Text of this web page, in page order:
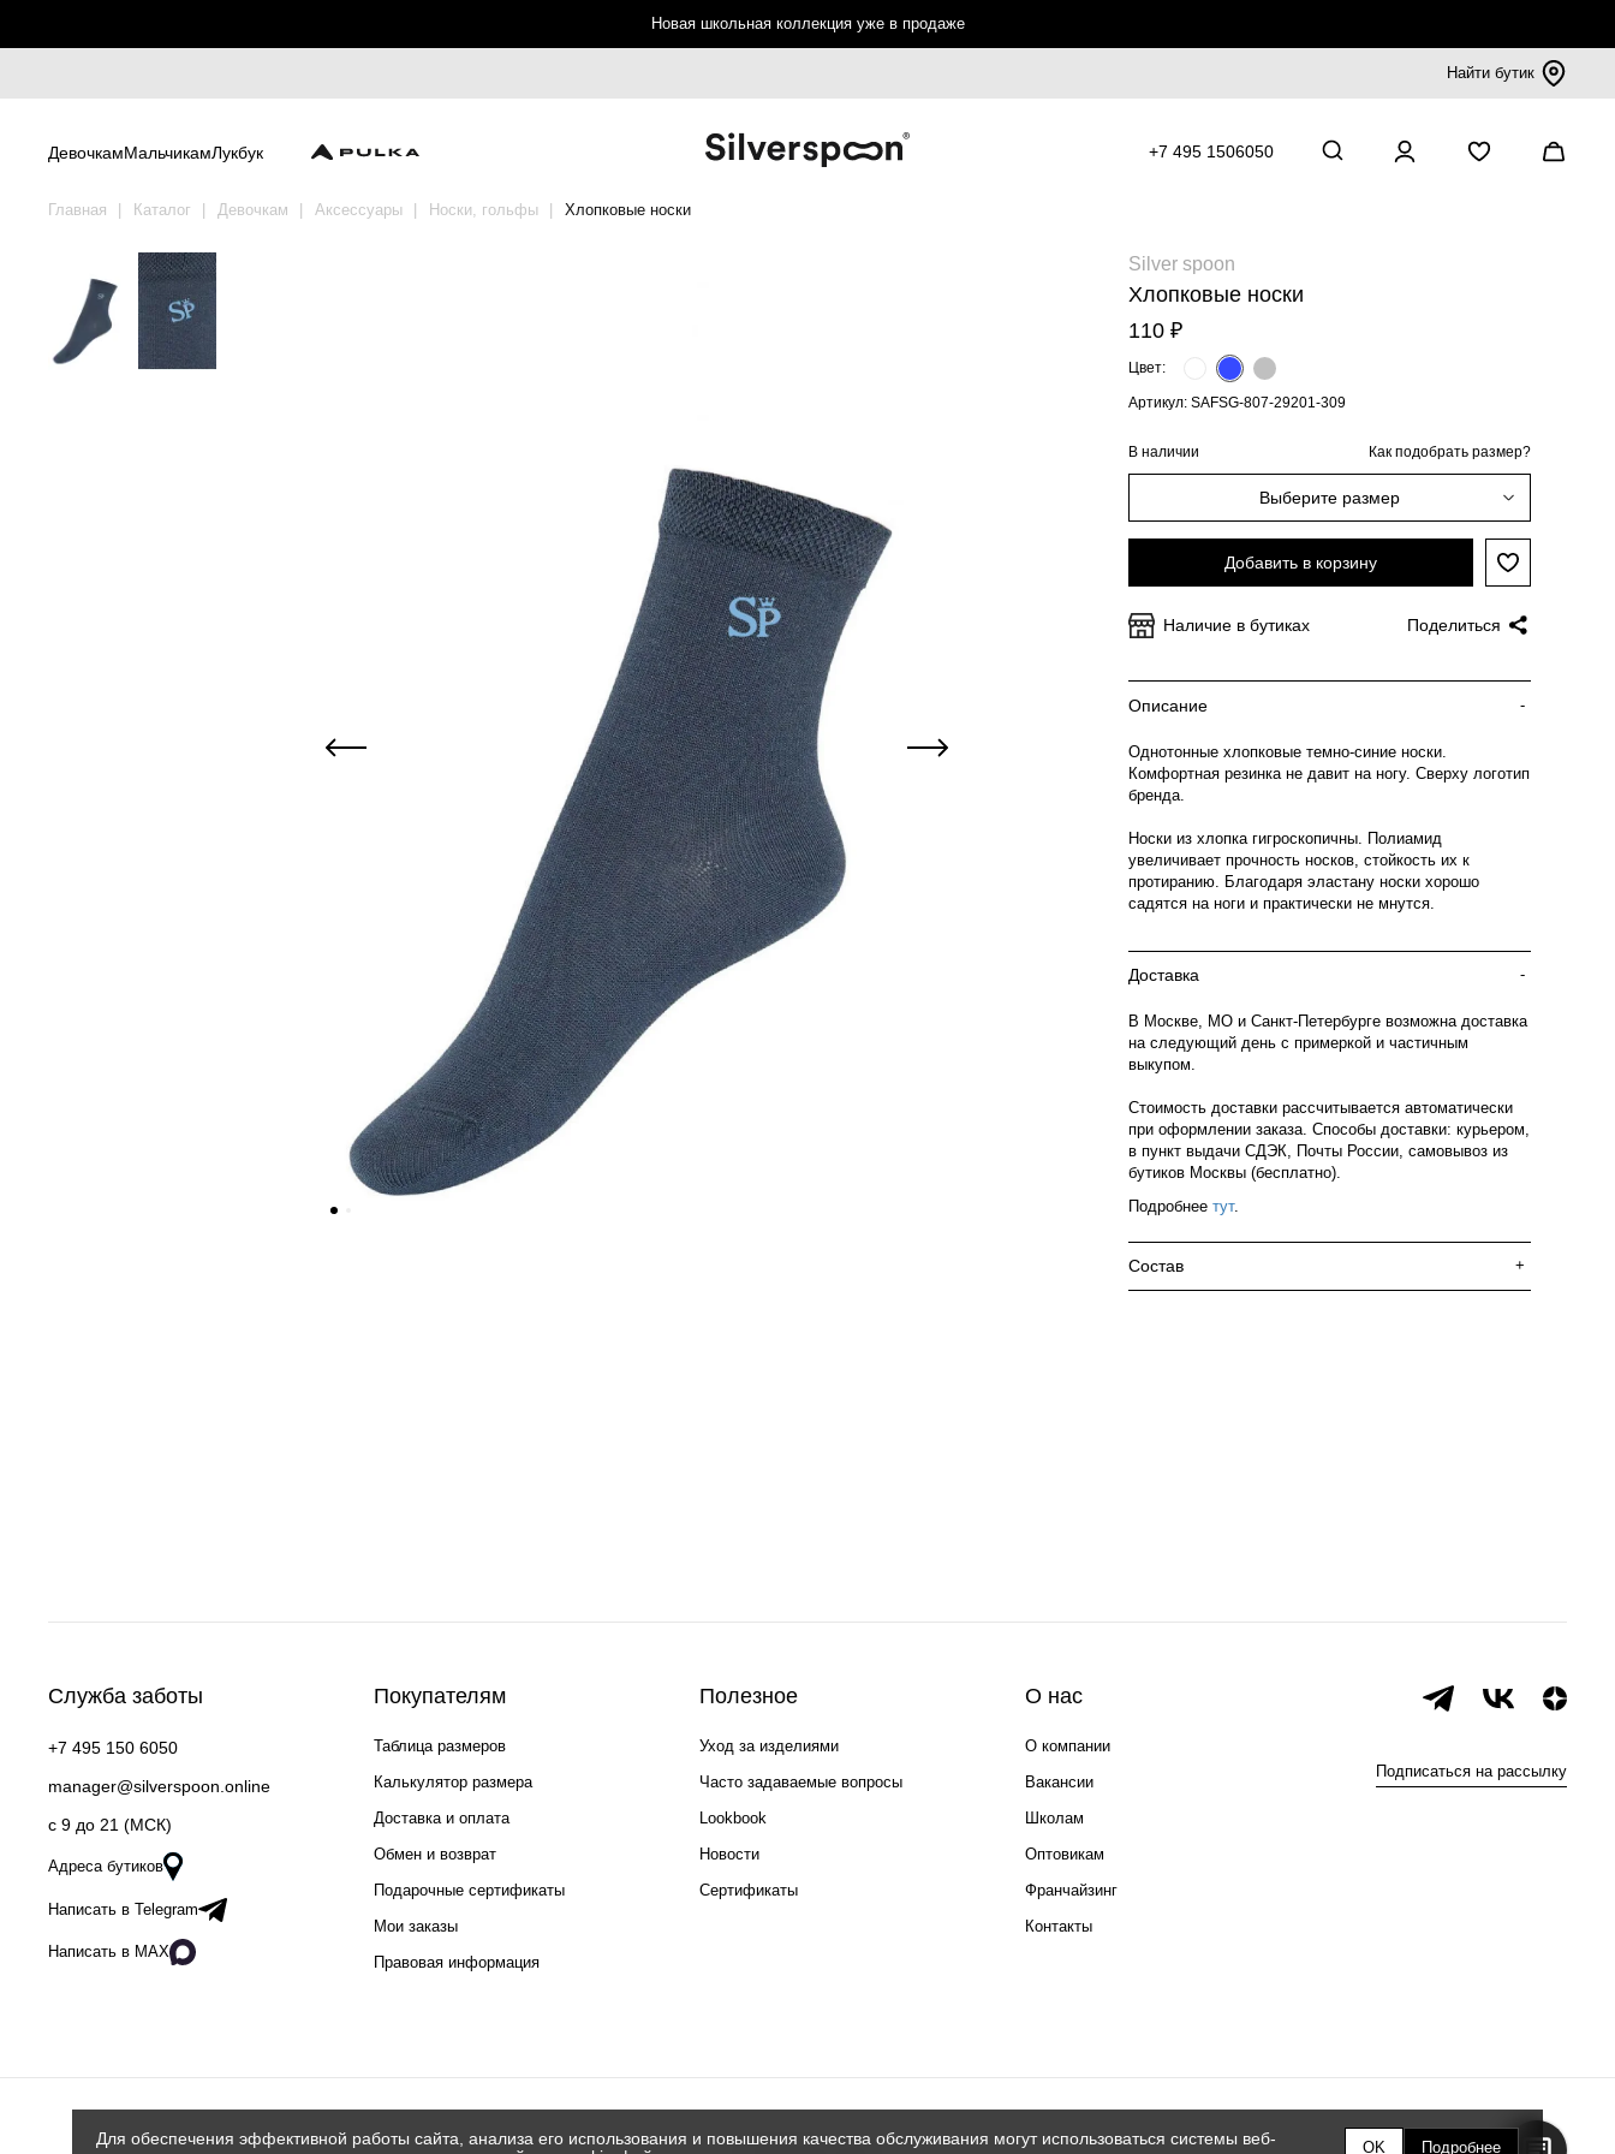
Новая школьная коллекция уже в продаже
Найти бутик
ДевочкамМальчикамЛукбук +7 495 1506050
Главная Каталог Девочкам Аксессуары Носки, гольфы Хлопковые носки
Silver spoon
Хлопковые носки
110 ₽
Цвет:
Артикул: SAFSG-807-29201-309
В наличии Как подобрать размер?
Выберите размер
Добавить в корзину
Наличие в бутиках Поделиться
Описание -
Однотонные хлопковые темно-синие носки.
Комфортная резинка не давит на ногу. Сверху логотип
бренда.
Носки из хлопка гигроскопичны. Полиамид
увеличивает прочность носков, стойкость их к
протиранию. Благодаря эластану носки хорошо
садятся на ноги и практически не мнутся.
Доставка -
В Москве, МО и Санкт-Петербурге возможна доставка
на следующий день с примеркой и частичным
выкупом.
Стоимость доставки рассчитывается автоматически
при оформлении заказа. Способы доставки: курьером,
в пункт выдачи СДЭК, Почты России, самовывоз из
бутиков Москвы (бесплатно).
Подробнее тут.
Состав +
Служба заботы
+7 495 150 6050
manager@silverspoon.online
c 9 до 21 (МСК)
Адреса бутиков
Написать в Telegram
Написать в MAX
Покупателям
Таблица размеров
Калькулятор размера
Доставка и оплата
Обмен и возврат
Подарочные сертификаты
Мои заказы
Правовая информация
Полезное
Уход за изделиями
Часто задаваемые вопросы
Lookbook
Новости
Сертификаты
О нас
О компании
Вакансии
Школам
Оптовикам
Франчайзинг
Контакты
Подписаться на рассылку
Для обеспечения эффективной работы сайта, анализа его использования и повышения качества обслуживания могут использоваться системы веб-
OK Подробнее